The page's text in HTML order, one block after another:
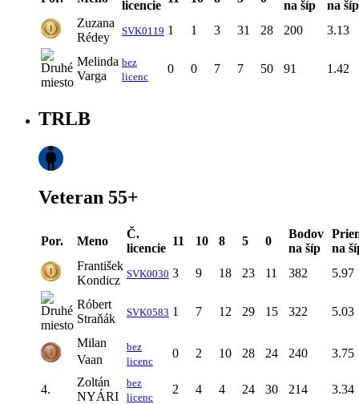
licencie
na šíp
na šíp
Zuzana
Rédey
SVK0119 1 1 3 31 28 200 3.13
Melinda
Varga
bez
licenc
0 0 7 7 50 91 1.42
TRLB
Veteran 55+
Por. Meno
Č.
licencie
11 10 8 5 0
Bodov
na šíp
na
František
Kondicz SVK0030 3 9 18 23 11 382 5.97
Róbert
Straňák
SVK0583 1 7 12 29 15 322 5.03
Milan
Vaan
bez
licenc
0 2 10 28 24 240 3.75
4.
Zoltán
NYÁRI
bez
licenc
2 4 4 24 30 214 3.34